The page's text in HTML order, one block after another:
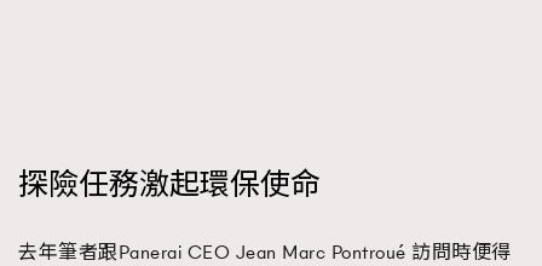
探險任務激起環保使命
去年筆者跟Panerai CEO Jean Marc Pontroué 訪問時便得